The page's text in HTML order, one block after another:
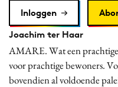
Inloggen
Joachim ter Haar
AMARE. Wat een
voor prachtige bewoners.
bovendien al voldoende